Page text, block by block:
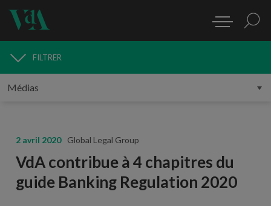
MÉDIAS
FILTRER
2 avril 2020 Global Legal Group
VdA contribue à 4 chapitres du
guide Banking Regulation 2020